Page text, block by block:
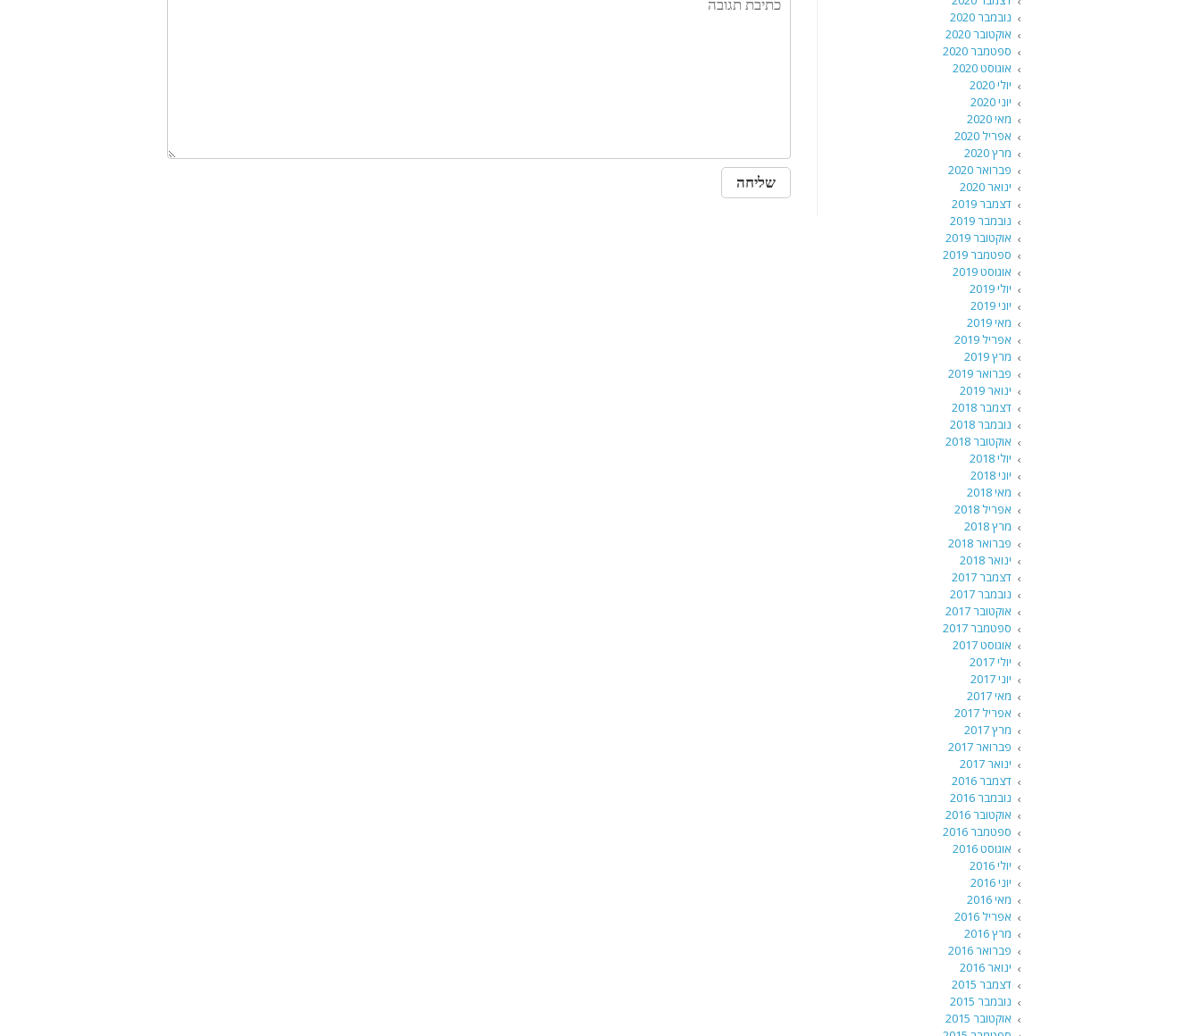
נובמבר 2020
אוקטובר 2020
ספטמבר 2020
אוגוסט 2020
יולי 2020
יוני 2020
מאי 2020
אפריל 2020
מרץ 2020
פברואר 2020
ינואר 2020
דצמבר 2019
נובמבר 2019
אוקטובר 2019
ספטמבר 2019
אוגוסט 2019
יולי 2019
יוני 2019
מאי 2019
אפריל 2019
מרץ 2019
פברואר 2019
ינואר 2019
דצמבר 2018
נובמבר 2018
אוקטובר 2018
יולי 2018
יוני 2018
מאי 2018
אפריל 2018
מרץ 2018
פברואר 2018
ינואר 2018
דצמבר 2017
נובמבר 2017
אוקטובר 2017
ספטמבר 2017
אוגוסט 2017
יולי 2017
יוני 2017
מאי 2017
אפריל 2017
מרץ 2017
פברואר 2017
ינואר 2017
דצמבר 2016
נובמבר 2016
אוקטובר 2016
ספטמבר 2016
אוגוסט 2016
יולי 2016
יוני 2016
מאי 2016
אפריל 2016
מרץ 2016
פברואר 2016
ינואר 2016
דצמבר 2015
נובמבר 2015
אוקטובר 2015